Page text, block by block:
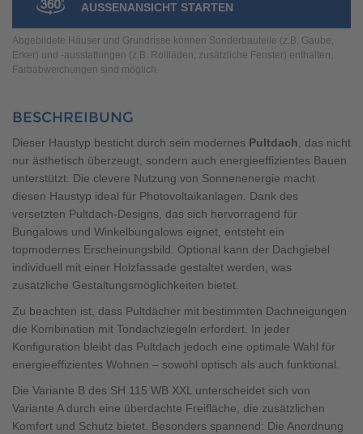
Brauchen Sie Hilfe?
038221 4000
MUSTERHAUS FINDEN
AUSSENANSICHT STARTEN
Abgebildete Häuser und Grundrisse können Sonderbauteile (z.B. Gaube,
Erker) und -ausstattungen (z.B. Rollläden, zusätzliche Fenster) enthalten,
Farbabweichungen sind möglich.
BESCHREIBUNG
Dieser Haustyp besticht durch sein modernes Pultdach , das nicht
nur ästhetisch überzeugt, sondern auch energieeffizientes Bauen
unterstützt. Die clevere Nutzung von Sonnenenergie macht
diesen Haustyp ideal für Photovoltaikanlagen. Dank des
versetzten Pultdach-Designs, das sich hervorragend für
Bungalows und Winkelbungalows eignet, entsteht ein
topmodernes Erscheinungsbild. Optional kann der Dachgiebel
individuell mit einer Holzfassade gestaltet werden, was
zusätzliche Gestaltungsmöglichkeiten bietet.
Zu beachten ist, dass Pultdächer mit bestimmten Dachneigungen
die Kombination mit Tondachziegeln erfordert. In jeder
Konfiguration bleibt das Pultdach jedoch eine optimale Wahl für
energieeffizientes Wohnen – sowohl optisch als auch funktional.
Die Variante B des SH 115 WB XXL unterscheidet sich von
Variante A durch eine überdachte Freifläche, die zusätzlichen
Komfort und Schutz bietet. Besonders spannend: Die Anordnung